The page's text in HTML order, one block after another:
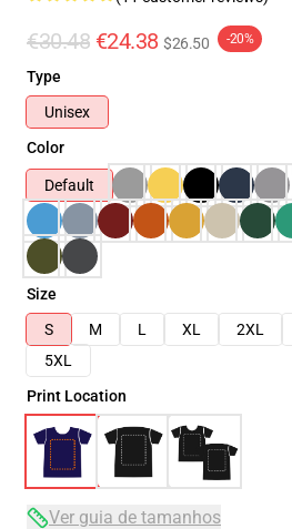
€30.48 €24.38 $26.50 -20%
Type
Unisex
Color
Default
Size
S
M L XL 2XL
5XL
Print Location
Ver guia de tamanhos